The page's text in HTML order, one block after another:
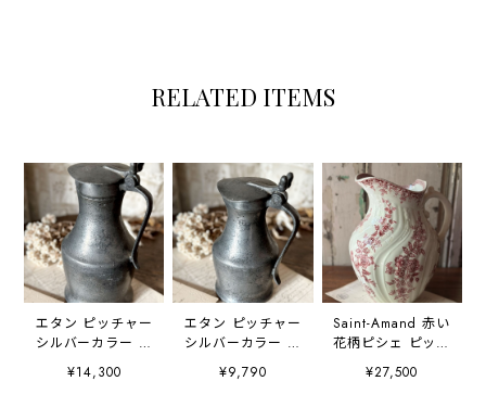
RELATED ITEMS
エタン ピッチャー
シルバーカラー ピ
ューター 大
¥14,300
エタン ピッチャー
シルバーカラー ピ
ューター 小
¥9,790
Saint-Amand 赤い
花柄ピシェ ピッチ
ャー 水差し ジャ
グ
¥27,500